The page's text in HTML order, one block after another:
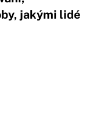
jakými lidé